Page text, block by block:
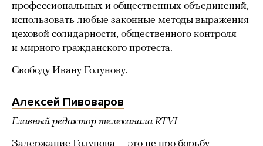
профессиональных и общественных объединений,
использовать любые законные методы выражения
цеховой солидарности, общественного контроля
и мирного гражданского протеста.
Свободу Ивану Голунову.
Алексей Пивоваров
Главный редактор телеканала RTVI